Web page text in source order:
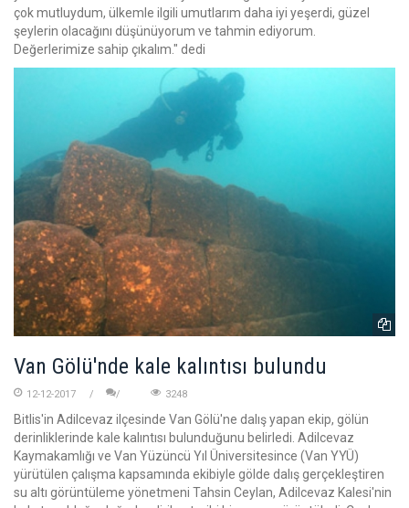
çok mutluydum, ülkemle ilgili umutlarım daha iyi yeşerdi, güzel
şeylerin olacağını düşünüyorum ve tahmin ediyorum.
Değerlerimize sahip çıkalım." dedi
Van Gölü'nde kale kalıntısı bulundu
12-12-2017 3248
Bitlis'in Adilcevaz ilçesinde Van Gölü'ne dalış yapan ekip, gölün
derinliklerinde kale kalıntısı bulunduğunu belirledi. Adilcevaz
Kaymakamlığı ve Van Yüzüncü Yıl Üniversitesince (Van YYÜ)
yürütülen çalışma kapsamında ekibiyle gölde dalış gerçekleştiren
su altı görüntüleme yönetmeni Tahsin Ceylan, Adilcevaz Kalesi'nin